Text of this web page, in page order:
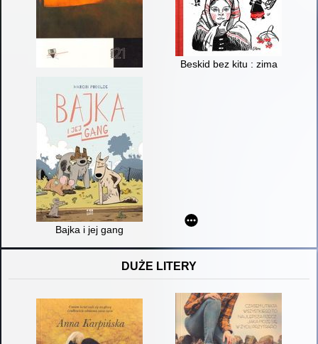
Beskid bez kitu : zima
Bajka i jej gang
DUŻE LITERY